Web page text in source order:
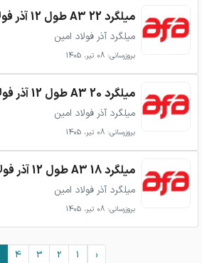
میلگرد 22 A3 طول 12 آذر فولاد امین
میلگرد آذر فولاد امین
بروزرسانی: 08 تیر، 1405
میلگرد 20 A3 طول 12 آذر فولاد امین
میلگرد آذر فولاد امین
بروزرسانی: 08 تیر، 1405
میلگرد 18 A3 طول 12 آذر فولاد امین
میلگرد آذر فولاد امین
بروزرسانی: 08 تیر، 1405
‹
1
2
3
4